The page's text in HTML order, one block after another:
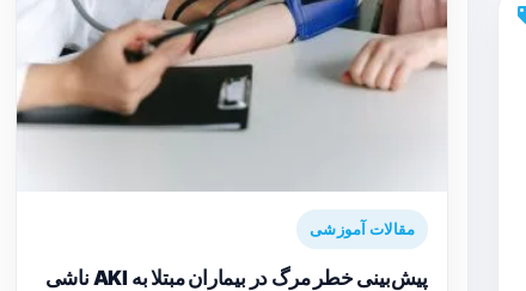
مقالات آموزشی
پیش‌بینی خطر مرگ در بیماران مبتلا به AKI ناشی